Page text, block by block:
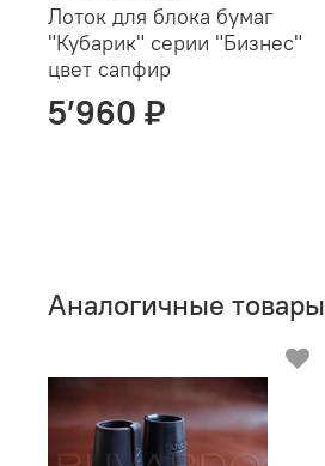
Лоток для блока бумаг
"Кубарик" серии "Бизнес"
цвет сапфир
5’960 ₽
Аналогичные товары